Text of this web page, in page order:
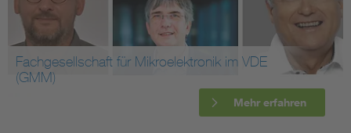
Fachgesellschaft für Mikroelektronik im VDE
(GMM)
Mehr erfahren